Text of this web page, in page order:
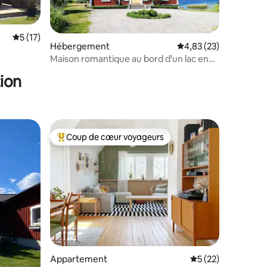
: 5 sur 5
Évaluation moyenne sur la base de 17 commentaires : 5 sur 5
5 (17)
Hébergement Évaluation moyenne
4,83 (23)
Maison romantique au bord d'un lac en
appréciés Coups de cœur voyageurs les plus appréciés
Coup de cœur voyageurs
Appartement Évaluation
5 (22)